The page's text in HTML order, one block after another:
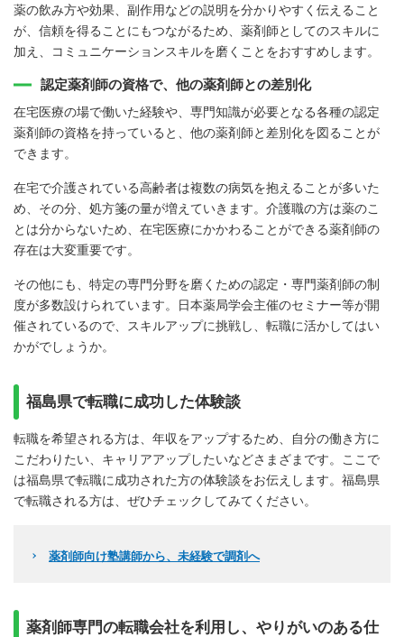
薬の飲み方や効果、副作用などの説明を分かりやすく伝えること
が、信頼を得ることにもつながるため、薬剤師としてのスキルに
加え、コミュニケーションスキルを磨くことをおすすめします。
認定薬剤師の資格で、他の薬剤師との差別化
在宅医療の場で働いた経験や、専門知識が必要となる各種の認定
薬剤師の資格を持っていると、他の薬剤師と差別化を図ることが
できます。
在宅で介護されている高齢者は複数の病気を抱えることが多いた
め、その分、処方箋の量が増えていきます。介護職の方は薬のこ
とは分からないため、在宅医療にかかわることができる薬剤師の
存在は大変重要です。
その他にも、特定の専門分野を磨くための認定・専門薬剤師の制
度が多数設けられています。日本薬局学会主催のセミナー等が開
催されているので、スキルアップに挑戦し、転職に活かしてはい
かがでしょうか。
福島県で転職に成功した体験談
転職を希望される方は、年収をアップするため、自分の働き方に
こだわりたい、キャリアアップしたいなどさまざまです。ここで
は福島県で転職に成功された方の体験談をお伝えします。福島県
で転職される方は、ぜひチェックしてみてください。
薬剤師向け塾講師から、未経験で調剤へ
薬剤師専門の転職会社を利用し、やりがいのある仕